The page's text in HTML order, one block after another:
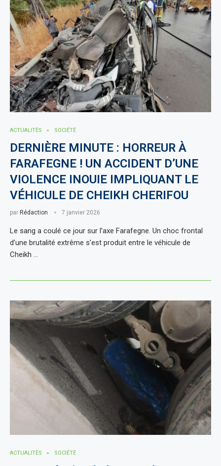
ACTUALITÈS SOCIÉTÉ
DERNIÈRE MINUTE : HORREUR À
FARAFEGNE ! UN ACCIDENT D’UNE
VIOLENCE INOUIE IMPLIQUANT LE
VÉHICULE DE CHEIKH CHERIFOU
par Rédaction 7 janvier 2026
Le sang a coulé ce jour sur l’axe Farafegne. Un choc frontal
d’une brutalité extrême s’est produit entre le véhicule de
Cheikh …
ACTUALITÈS SOCIÉTÉ